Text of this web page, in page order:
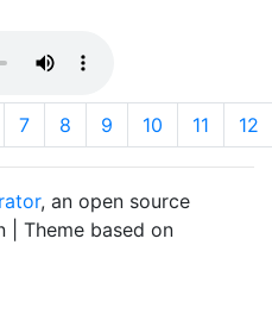
7 8 9 10 11 12
, an open source
| Theme based on